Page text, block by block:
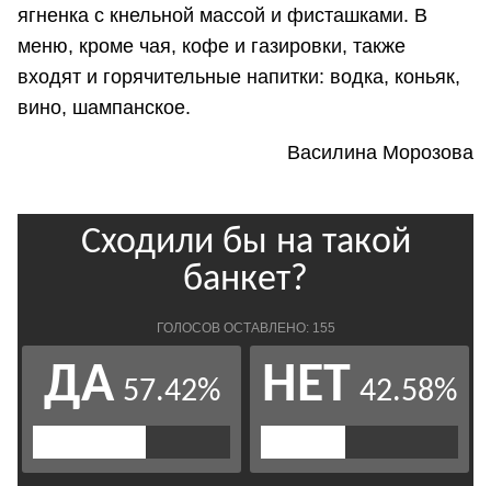
ягненка с кнельной массой и фисташками. В
меню, кроме чая, кофе и газировки, также
входят и горячительные напитки: водка, коньяк,
вино, шампанское.
Василина Морозова